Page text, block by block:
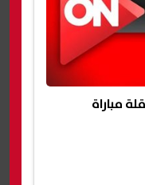
مباراة